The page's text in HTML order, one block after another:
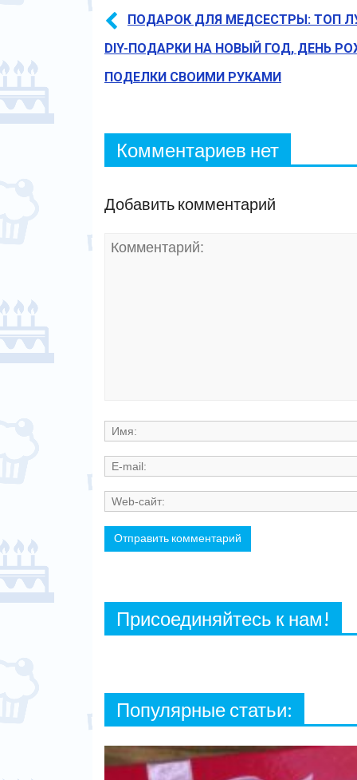
ПОДАРОК ДЛЯ МЕДСЕСТРЫ: ТОП
DIY-ПОДАРКИ НА НОВЫЙ ГОД, ДЕНЬ
ПОДЕЛКИ СВОИМИ РУКАМИ
Комментариев нет
Добавить комментарий
Присоединяйтесь к нам!
Популярные статьи: